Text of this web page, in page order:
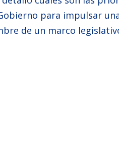
para impulsar
de un marco